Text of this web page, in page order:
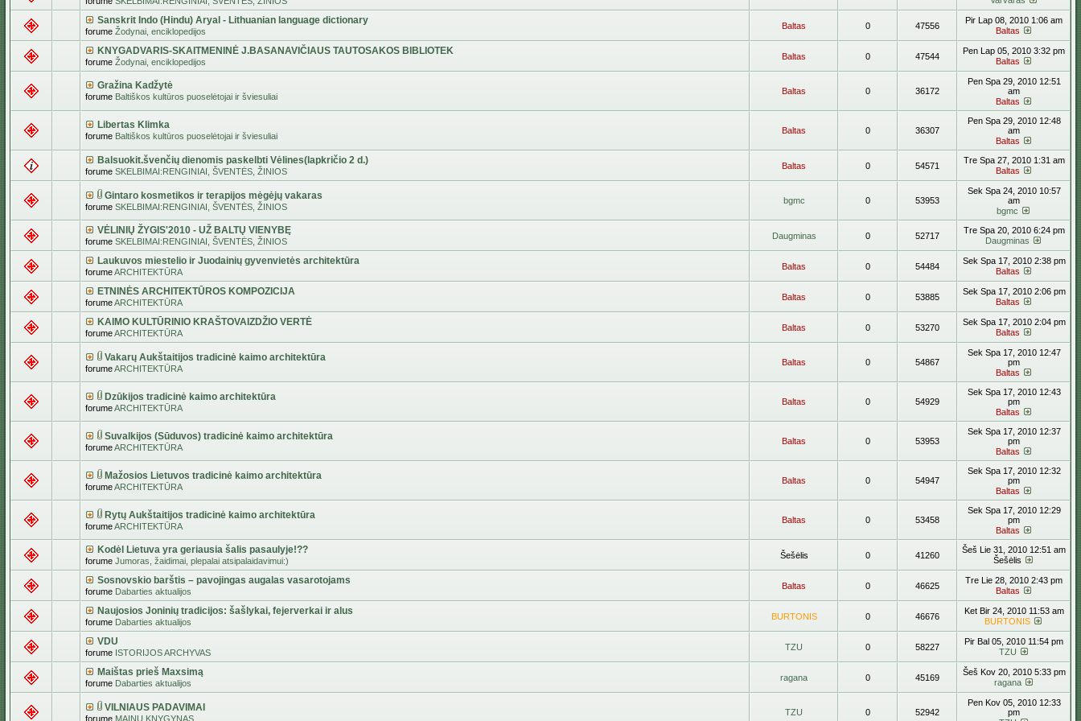
Sanskrit Indo (Hindu) Aryal - Lithuanian language dictionary
forume Žodynai, enciklopedijos
Baltas 0 47556
Pir Lap 08, 2010 1:06 am
Baltas
KNYGADVARIS-SKAITMENINĖ J.BASANAVIČIAUS TAUTOSAKOS BIBLIOTEK
forume Žodynai, enciklopedijos
Baltas 0 47544
Pen Lap 05, 2010 3:32 pm
Baltas
Gražina Kadžytė
forume Baltiškos kultūros puoselėtojai ir šviesuliai
Baltas 0 36172
Pen Spa 29, 2010 12:51
am
Baltas
Libertas Klimka
forume Baltiškos kultūros puoselėtojai ir šviesuliai
Baltas 0 36307
Pen Spa 29, 2010 12:48
am
Baltas
Balsuokit.švenčių dienomis paskelbti Vėlines(lapkričio 2 d.)
forume SKELBIMAI:RENGINIAI, ŠVENTĖS, ŽINIOS
Baltas 0 54571
Tre Spa 27, 2010 1:31 am
Baltas
Gintaro kosmetikos ir terapijos mėgėjų vakaras
forume SKELBIMAI:RENGINIAI, ŠVENTĖS, ŽINIOS
bgmc 0 53953
Sek Spa 24, 2010 10:57
am
bgmc
VĖLINIŲ ŽYGIS'2010 - UŽ BALTŲ VIENYBĘ
forume SKELBIMAI:RENGINIAI, ŠVENTĖS, ŽINIOS
Daugminas 0 52717
Tre Spa 20, 2010 6:24 pm
Daugminas
Laukuvos miestelio ir Juodainių gyvenvietės architektūra
forumeARCHITEKTŪRA
Baltas 0 54484
Sek Spa 17, 2010 2:38 pm
Baltas
ETNINĖS ARCHITEKTŪROS KOMPOZICIJA
forumeARCHITEKTŪRA
Baltas 0 53885
Sek Spa 17, 2010 2:06 pm
Baltas
KAIMO KULTŪRINIO KRAŠTOVAIZDŽIO VERTĖ
forumeARCHITEKTŪRA
Baltas 0 53270
Sek Spa 17, 2010 2:04 pm
Baltas
Vakarų Aukštaitijos tradicinė kaimo architektūra
forumeARCHITEKTŪRA
Baltas 0 54867
Sek Spa 17, 2010 12:47
pm
Baltas
Dzūkijos tradicinė kaimo architektūra
forumeARCHITEKTŪRA
Baltas 0 54929
Sek Spa 17, 2010 12:43
pm
Baltas
Suvalkijos (Sūduvos) tradicinė kaimo architektūra
forumeARCHITEKTŪRA
Baltas 0 53953
Sek Spa 17, 2010 12:37
pm
Baltas
Mažosios Lietuvos tradicinė kaimo architektūra
forumeARCHITEKTŪRA
Baltas 0 54947
Sek Spa 17, 2010 12:32
pm
Baltas
Rytų Aukštaitijos tradicinė kaimo architektūra
forumeARCHITEKTŪRA
Baltas 0 53458
Sek Spa 17, 2010 12:29
pm
Baltas
Kodėl Lietuva yra geriausia šalis pasaulyje!??
forume Jumoras, žaidimai, plepalai atsipalaidavimui:)
Šešėlis 0 41260
Šeš Lie 31, 2010 12:51 am
Šešėlis
Sosnovskio barštis – pavojingas augalas vasarotojams
forume Dabarties aktualijos
Baltas 0 46625
Tre Lie 28, 2010 2:43 pm
Baltas
Naujosios Joninių tradicijos: šašlykai, fejerverkai ir alus
forume Dabarties aktualijos
BURTONIS 0 46676
Ket Bir 24, 2010 11:53 am
BURTONIS
VDU
forume ISTORIJOS ARCHYVAS
TZU 0 58227
Pir Bal 05, 2010 11:54 pm
TZU
Maištas prieš Maxsimą
forume Dabarties aktualijos
ragana 0 45169
Šeš Kov 20, 2010 5:33 pm
ragana
VILNIAUS PADAVIMAI
forume MAINŲ KNYGYNAS
TZU 0 52942
Pen Kov 05, 2010 12:33
pm